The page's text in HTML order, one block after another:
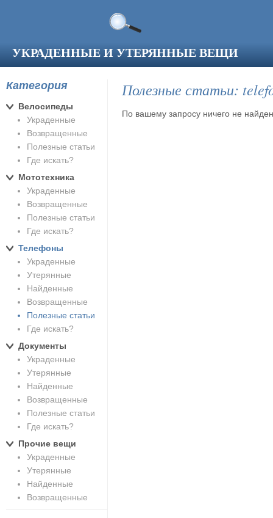
УКРАДЕННЫЕ И УТЕРЯННЫЕ ВЕЩИ
Полезные статьи:
По вашему запросу ничего не
Категория
Велосипеды
Украденные
Возвращенные
Полезные статьи
Где искать?
Мототехника
Украденные
Возвращенные
Полезные статьи
Где искать?
Телефоны
Украденные
Утерянные
Найденные
Возвращенные
Полезные статьи
Где искать?
Документы
Украденные
Утерянные
Найденные
Возвращенные
Полезные статьи
Где искать?
Прочие вещи
Украденные
Утерянные
Найденные
Возвращенные